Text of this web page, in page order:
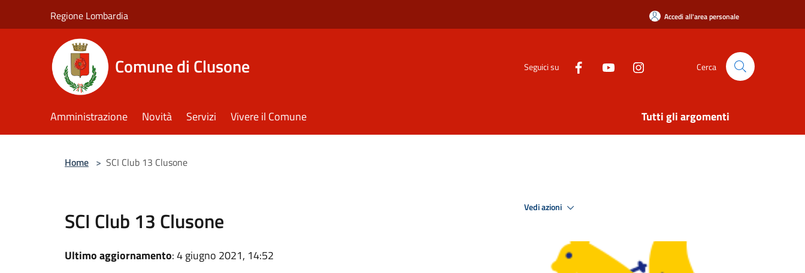
Regione Lombardia Accedi all'area personale
Comune di Clusone Seguici su Cerca
Amministrazione Novità Servizi Vivere il Comune Tutti gli argomenti
Home > SCI Club 13 Clusone
SCI Club 13 Clusone
Ultimo aggiornamento: 4 giugno 2021, 14:52
Vedi azioni